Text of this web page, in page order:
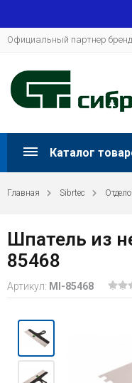
Официальный партнер
Каталог
Главная Sibrtec
Шпатель из
85468
Артикул: MI-85468